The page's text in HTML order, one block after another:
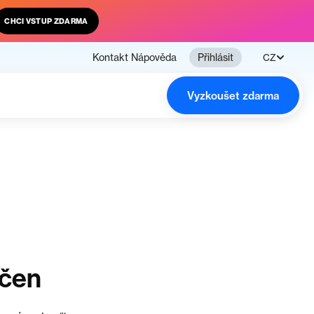
CHCI VSTUP ZDARMA
Kontakt Nápověda Přihlásit CZ
Vyzkoušet zdarma